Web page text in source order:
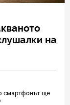
на
смартфонът ще